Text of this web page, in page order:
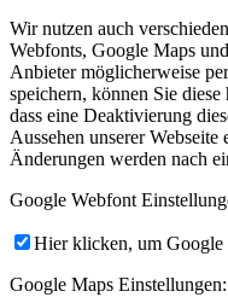
Wir nutzen auch
Webfonts, Google Maps
Anbieter möglicherweise
speichern, können Sie
dass eine Deaktivierung
Aussehen unserer
Änderungen werden nach
Google Webfont
Hier klicken, um Google
Google Maps Einstellungen: